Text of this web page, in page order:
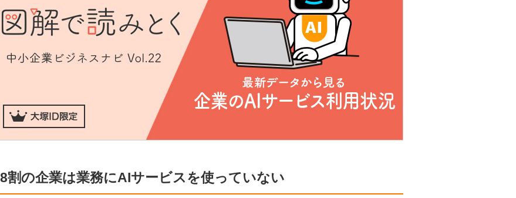
割の企業は業務にAIサービスを使っていない